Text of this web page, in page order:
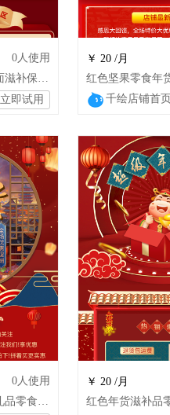
0人使用
零食坚果特产粮油米面滋补保健食品店铺装修
立即试用
￥ 20 /月
千绘店铺首页
0人使用
特产滋补品茶叶普洱礼品零食年货店铺模板
￥ 20 /月